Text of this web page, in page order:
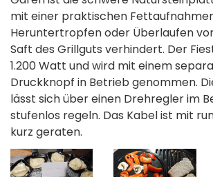
mit einer praktischen
Heruntertropfen oder Überlaufen
Saft des Grillguts verhindert. Der
1.200 Watt und wird mit einem
Druckknopf in Betrieb genommen.
lässt sich über einen Drehregler im
stufenlos regeln. Das Kabel ist mit
kurz geraten.